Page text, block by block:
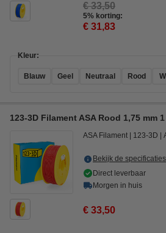
€ 33,50
5% korting:
€ 31,83
Kleur:
Blauw Geel Neutraal Rood
123-3D Filament ASA Rood 1,75 mm
ASA Filament 123-3D
Bekijk de
Direct leverbaar
Morgen in huis
€ 33,50